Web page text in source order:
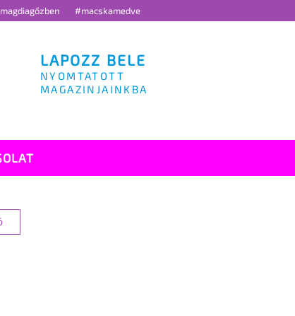
#macskamedve
LAPOZZ BELE
NYOMTATOTT
MAGAZINJAINKBA